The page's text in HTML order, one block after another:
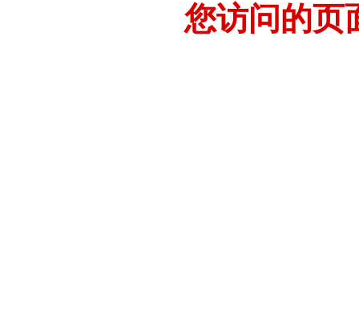
您访问的页